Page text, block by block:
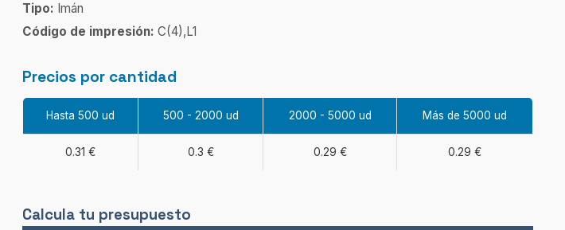
Tipo: Imán
Código de impresión: C(4),L1
Precios por cantidad
Hasta 500 ud 500 - 2000 ud 2000 - 5000 ud Más de 5000 ud
0.31 € 0.3 € 0.29 € 0.29 €
Calcula tu presupuesto